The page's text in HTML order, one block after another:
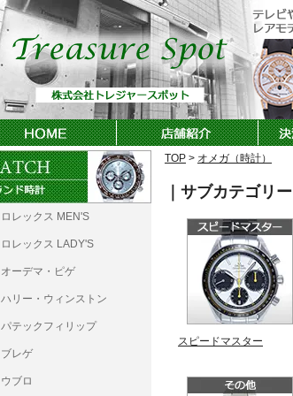
TOP > オメガ（時計）
｜サブカテゴリー
スピードマスター
ロレックス MEN'S
ロレックス LADY'S
オーデマ・ピゲ
ハリー・ウィンストン
パテックフィリップ
ブレゲ
ウブロ